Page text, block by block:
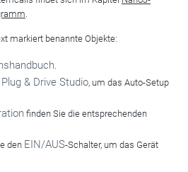
markiert benannte Objekte:
Plug & Drive Studio, um das Auto-Setup
finden Sie die entsprechenden
den EIN/AUS-Schalter, um das Gerät